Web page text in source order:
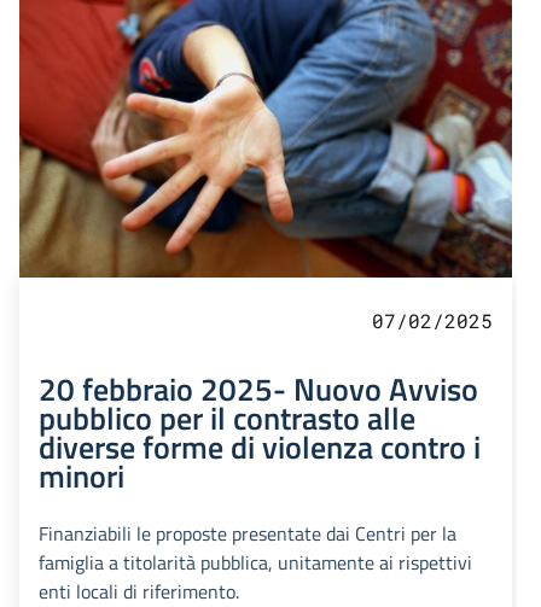
07/02/2025
20 febbraio 2025- Nuovo Avviso
pubblico per il contrasto alle
diverse forme di violenza contro i
minori
Finanziabili le proposte presentate dai Centri per la
famiglia a titolarità pubblica, unitamente ai rispettivi
enti locali di riferimento.